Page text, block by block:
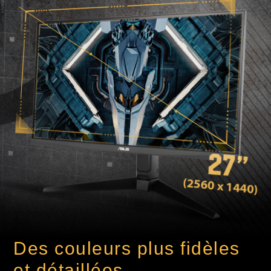
Des couleurs plus fidèles